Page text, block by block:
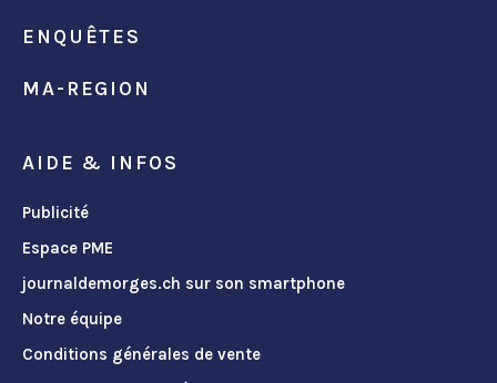
ENQUÊTES
MA-REGION
AIDE & INFOS
Publicité
Espace PME
journaldemorges.ch sur son smartphone
Notre équipe
Conditions générales de vente